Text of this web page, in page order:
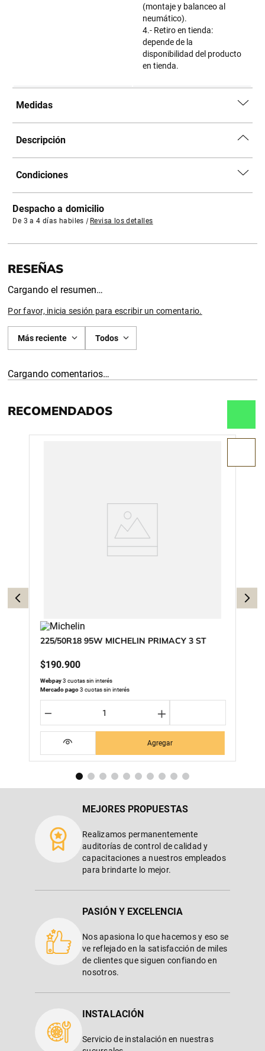
(montaje y balanceo al
neumático).
4.- Retiro en tienda:
depende de la
disponibilidad del producto
en tienda.
Medidas
Descripción
Condiciones
Despacho a domicilio
De 3 a 4 días habiles | Revisa los detalles
Cargando el resumen…
Por favor, inicia sesión para escribir un comentario.
Más reciente Todos
Cargando comentarios…
RECOMENDADOS
225/50R18 95W MICHELIN PRIMACY 3 ST
$190.900
Webpay3 cuotas sin interés
Mercado pago3 cuotas sin interés
＋
－
Agregar
MEJORES PROPUESTAS
Realizamos permanentemente
auditorías de control de calidad y
capacitaciones a nuestros empleados
para brindarte lo mejor.
PASIÓN Y EXCELENCIA
Nos apasiona lo que hacemos y eso se
ve reflejado en la satisfacción de miles
de clientes que siguen confiando en
nosotros.
INSTALACIÓN
Servicio de instalación en nuestras